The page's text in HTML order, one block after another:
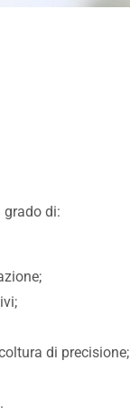
grado di:
di precisione;